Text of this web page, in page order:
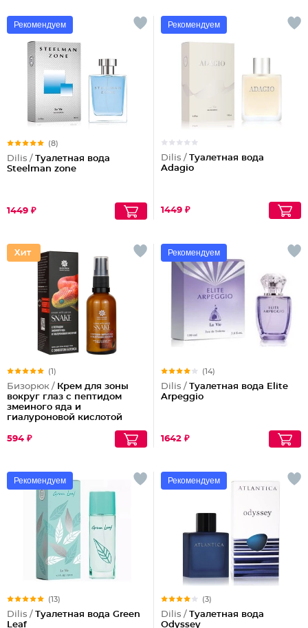
Рекомендуем
(8)
Dilis / Туалетная вода
Steelman zone
1449 ₽
Рекомендуем
Dilis / Туалетная вода
Adagio
1449 ₽
(1)
Бизорюк / Крем для зоны
вокруг глаз с пептидом
змеиного яда и
гиалуроновой кислотой
594 ₽
Рекомендуем
(14)
Dilis / Туалетная вода Elite
Arpeggio
1642 ₽
Рекомендуем
(13)
Dilis / Туалетная вода Green
Leaf
Рекомендуем
(3)
Dilis / Туалетная вода
Odyssey